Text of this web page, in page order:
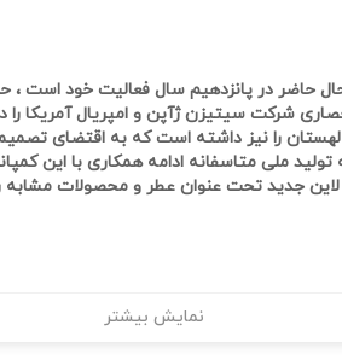
حاضر در پانزدهیم سال فعالیت خود است ،
شرکت سیتیزن ژآپن و امپریال آمریکا
را نیز داشته است که به اقتضای
تولید ملی متاسفانه ادامه همکاری با این
جدید تحت عنوان عطر و محصولات مشابه
نمایش بیشتر